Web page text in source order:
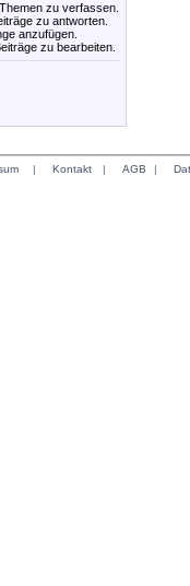
Themen zu verfassen.
zu antworten.
anzufügen.
zu bearbeiten.
| Kontakt | AGB |